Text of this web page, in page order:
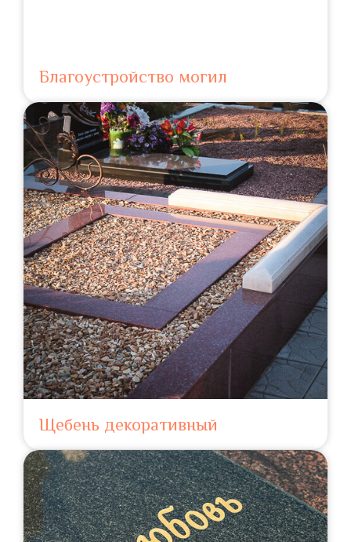
Благоустройство могил
Щебень декоративный